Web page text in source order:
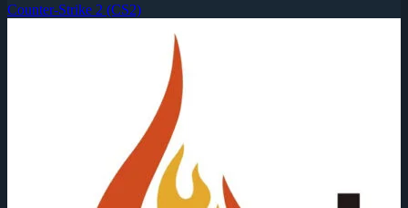
Counter-Strike 2 (CS2)